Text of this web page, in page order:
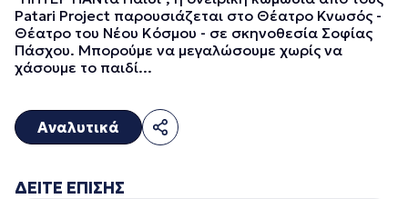
Patari Project παρουσιάζεται στο Θέατρο Κνωσός -
Θέατρο του Νέου Κόσμου - σε σκηνοθεσία Σοφίας
Πάσχου. Μπορούμε να μεγαλώσουμε χωρίς να
χάσουμε το παιδί...
Αναλυτικά
ΔΕΙΤΕ ΕΠΙΣΗΣ